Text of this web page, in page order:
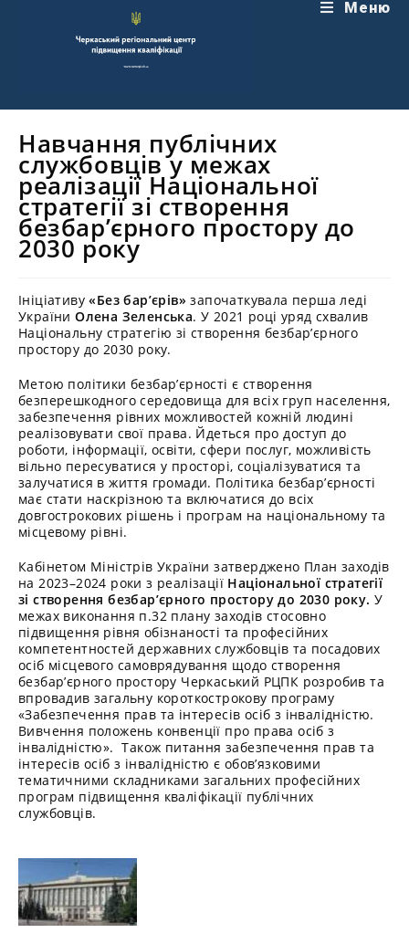
Меню
Навчання публічних
службовців у межах
реалізації Національної
стратегії зі створення
безбар’єрного простору до
2030 року
Ініціативу«Без бар’єрів» започаткувала перша леді
УкраїниОлена Зеленська. У 2021 році уряд схвалив
Національну стратегію зі створення безбар’єрного
простору до 2030 року.
Метою політики безбар’єрності є створення
безперешкодного середовища для всіх груп населення,
забезпечення рівних можливостей кожній людині
реалізовувати свої права. Йдеться про доступ до
роботи, інформації, освіти, сфери послуг, можливість
вільно пересуватися у просторі, соціалізуватися та
залучатися в життя громади. Політика безбар’єрності
має стати наскрізною та включатися до всіх
довгострокових рішень і програм на національному та
місцевому рівні.
Кабінетом Міністрів України затверджено План заходів
на 2023–2024 роки з реалізації Національної стратегії
зі створення безбар’єрного простору до 2030 року. У
межах виконання п.32 плану заходів стосовно
підвищення рівня обізнаності та професійних
компетентностей державних службовців та посадових
осіб місцевого самоврядування щодо створення
безбар’єрного простору Черкаський РЦПК розробив та
впровадив загальну короткострокову програму
«Забезпечення прав та інтересів осіб з інвалідністю.
Вивчення положень конвенції про права осіб з
інвалідністю». Також питання забезпечення прав та
інтересів осіб з інвалідністю є обов’язковими
тематичними складниками загальних професійних
програм підвищення кваліфікації публічних
службовців.